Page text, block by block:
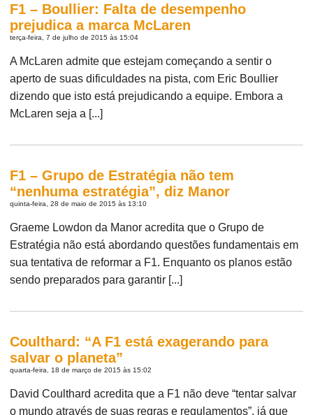
F1 – Boullier: Falta de desempenho
prejudica a marca McLaren
terça-feira, 7 de julho de 2015 às 15:04
A McLaren admite que estejam começando a sentir o
aperto de suas dificuldades na pista, com Eric Boullier
dizendo que isto está prejudicando a equipe. Embora a
McLaren seja a [...]
F1 – Grupo de Estratégia não tem
“nenhuma estratégia”, diz Manor
quinta-feira, 28 de maio de 2015 às 13:10
Graeme Lowdon da Manor acredita que o Grupo de
Estratégia não está abordando questões fundamentais em
sua tentativa de reformar a F1. Enquanto os planos estão
sendo preparados para garantir [...]
Coulthard: “A F1 está exagerando para
salvar o planeta”
quarta-feira, 18 de março de 2015 às 15:02
David Coulthard acredita que a F1 não deve “tentar salvar
o mundo através de suas regras e regulamentos”, já que